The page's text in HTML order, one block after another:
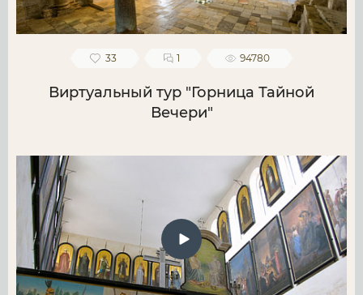
33 1 94780
Виртуальный тур "Горница Тайной
Вечери"